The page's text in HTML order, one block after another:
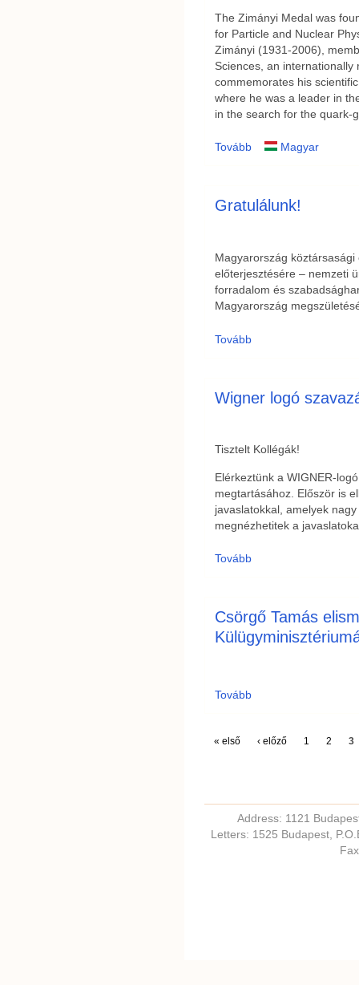
The Zimányi Medal was
for Particle and Nuclear
Zimányi (1931-2006),
Sciences, an
commemorates his
where he was a leader in
in the search for the quark-
Tovább Magyar
Gratulálunk!
Magyarország
előterjesztésére – nemzeti
forradalom és
Magyarország
Tovább
Wigner logó
Tisztelt Kollégák!
Elérkeztünk a WIGNER-
megtartásához. Először is
javaslatokkal, amelyek
megnézhetitek a
Tovább
Csörgő Tamás
Tovább
« első ‹ előző 1 2 3
Address: 1121
Letters: 1525 Budapest,